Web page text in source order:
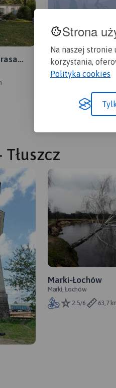
Strona
Na naszej
korzystania,
Polityka cookies
Sobota
1.3/6
124 km
Tłuszcz
Marki-Łochów
Marki, Łochów
2.5/6
63,7